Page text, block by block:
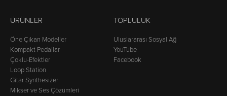
ÜRÜNLER
Öne Çıkan Modeller
Kompakt Pedallar
Çoklu-Efektler
Loop Station
Gitar Synthesizer
Mikser ve Ses Çözümleri
TOPLULUK
Uluslararası Sosyal Ağ
YouTube
Facebook